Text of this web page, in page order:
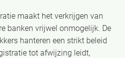
maakt het verkrijgen van
banken vrijwel onmogelijk. De
hanteren een strikt beleid
tot afwijzing leidt,